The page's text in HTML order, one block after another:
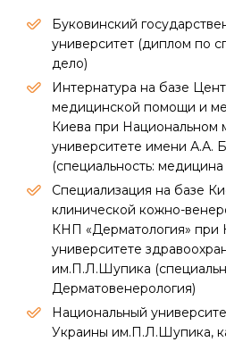
Буковинский
университет (диплом по
дело)
Интернатура на базе
медицинской помощи и
Киева при Национальном
университете имени А.А.
(специальность:
Специализация на базе
клинической кожно-
КНП «Дерматология» при
университете
им.П.Л.Шупика
Дерматовенерология)
Национальный
Украины им.П.Л.Шупика,